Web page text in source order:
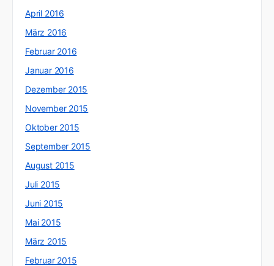
April 2016
März 2016
Februar 2016
Januar 2016
Dezember 2015
November 2015
Oktober 2015
September 2015
August 2015
Juli 2015
Juni 2015
Mai 2015
März 2015
Februar 2015